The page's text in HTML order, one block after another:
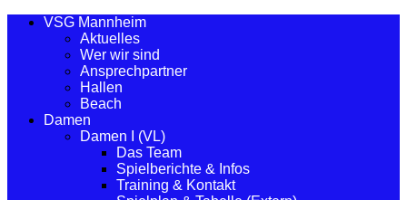
VSG Mannheim
Aktuelles
Wer wir sind
Ansprechpartner
Hallen
Beach
Damen
Damen I (VL)
Das Team
Spielberichte & Infos
Training & Kontakt